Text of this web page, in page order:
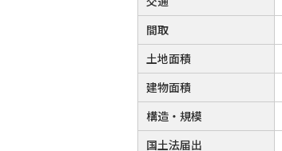
間取
土地面積
建物面積
構造・規模
国土法届出